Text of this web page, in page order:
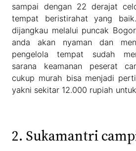
sampai dengan 22 derajat
tempat beristirahat yang
dijangkau melalui puncak
anda akan nyaman dan
pengelola tempat sudah
sarana keamanan peserat
cukup murah bisa menjadi
yakni sekitar 12.000 rupiah
2. Sukamantri